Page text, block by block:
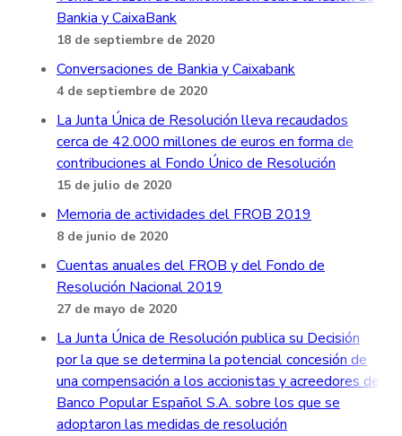
Bankia y CaixaBank
18 de septiembre de 2020
Conversaciones de Bankia y Caixabank
4 de septiembre de 2020
La Junta Única de Resolución lleva recaudados
cerca de 42.000 millones de euros en forma de
contribuciones al Fondo Único de Resolución
15 de julio de 2020
Memoria de actividades del FROB 2019
8 de junio de 2020
Cuentas anuales del FROB y del Fondo de
Resolución Nacional 2019
27 de mayo de 2020
La Junta Única de Resolución publica su Decisión
por la que se determina la potencial concesión de
una compensación a los accionistas y acreedores de
Banco Popular Español S.A. sobre los que se
adoptaron las medidas de resolución